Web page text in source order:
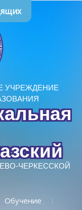
УЧРЕЖДЕНИЕ
ЧЕРКЕССКОЙ
Обучение